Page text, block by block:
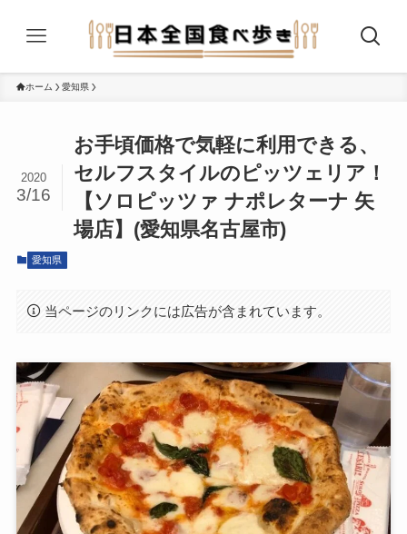
ホーム 愛知県
お手頃価格で気軽に利用できる、
セルフスタイルのピッツェリア！
【ソロピッツァ ナポレターナ 矢
場店】(愛知県名古屋市)
2020
3/16
愛知県
当ページのリンクには広告が含まれています。